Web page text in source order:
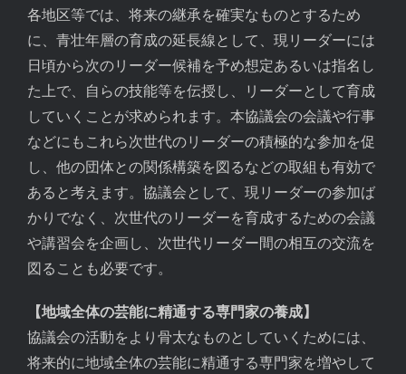
各地区等では、将来の継承を確実なものとするため
に、青壮年層の育成の延長線として、現リーダーには
日頃から次のリーダー候補を予め想定あるいは指名し
た上で、自らの技能等を伝授し、リーダーとして育成
していくことが求められます。本協議会の会議や行事
などにもこれら次世代のリーダーの積極的な参加を促
し、他の団体との関係構築を図るなどの取組も有効で
あると考えます。協議会として、現リーダーの参加ば
かりでなく、次世代のリーダーを育成するための会議
や講習会を企画し、次世代リーダー間の相互の交流を
図ることも必要です。
【地域全体の芸能に精通する専門家の養成】
協議会の活動をより骨太なものとしていくためには、
将来的に地域全体の芸能に精通する専門家を増やして